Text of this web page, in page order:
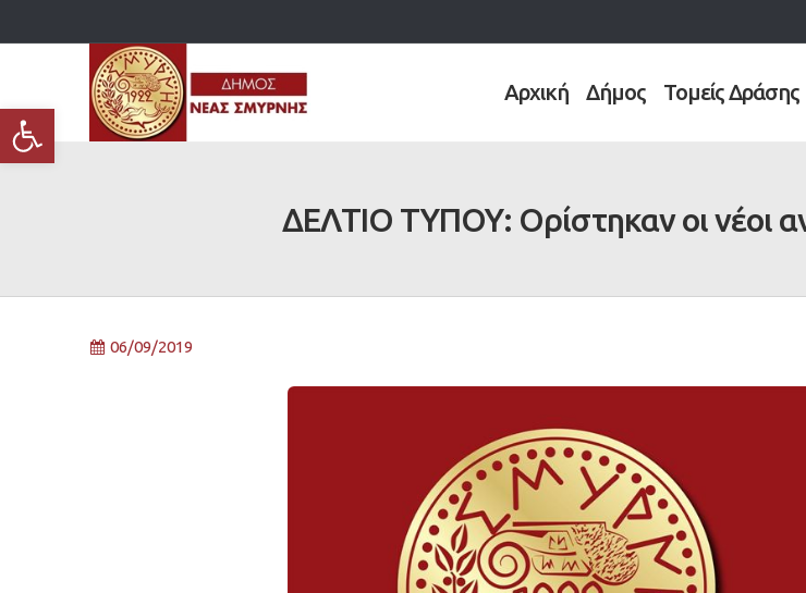
Ανοίξτε τη γραμμή εργαλείων
Αρχική Δήμος Τομείς Δράσης
ΔΕΛΤΙΟ ΤΥΠΟΥ: Ορίστηκαν οι νέοι
06/09/2019